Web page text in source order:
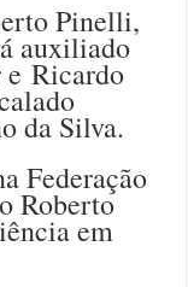
Pinelli,
auxiliado
e Ricardo
da Silva.
Federação
Roberto
em